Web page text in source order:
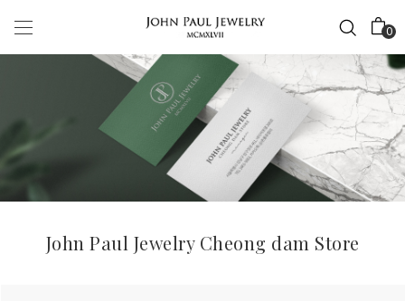
0
John Paul Jewelry Cheong dam Store